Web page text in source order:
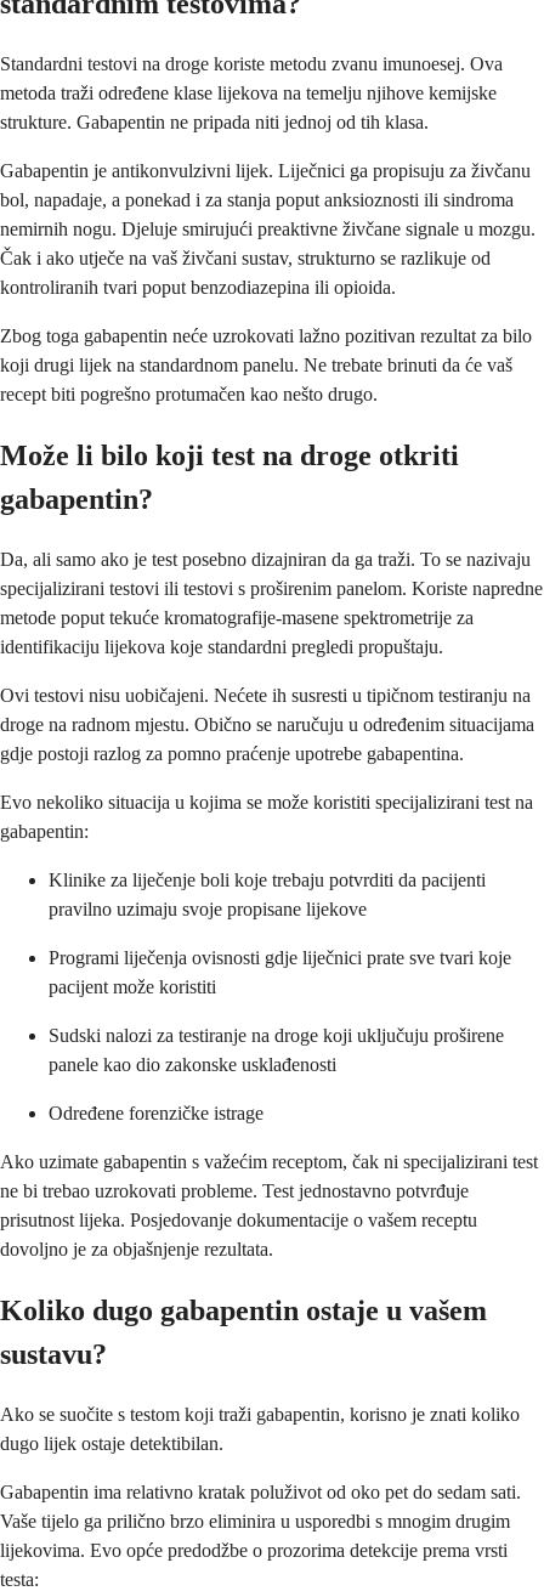
Standardni testovi na droge koriste metodu zvanu imunoesej. Ova
metoda traži određene klase lijekova na temelju njihove kemijske
strukture. Gabapentin ne pripada niti jednoj od tih klasa.
Gabapentin je antikonvulzivni lijek. Liječnici ga propisuju za živčanu
bol, napadaje, a ponekad i za stanja poput anksioznosti ili sindroma
nemirnih nogu. Djeluje smirujući preaktivne živčane signale u mozgu.
Čak i ako utječe na vaš živčani sustav, strukturno se razlikuje od
kontroliranih tvari poput benzodiazepina ili opioida.
Zbog toga gabapentin neće uzrokovati lažno pozitivan rezultat za bilo
koji drugi lijek na standardnom panelu. Ne trebate brinuti da će vaš
recept biti pogrešno protumačen kao nešto drugo.
Može li bilo koji test na droge otkriti
gabapentin?
Da, ali samo ako je test posebno dizajniran da ga traži. To se nazivaju
specijalizirani testovi ili testovi s proširenim panelom. Koriste napredne
metode poput tekuće kromatografije-masene spektrometrije za
identifikaciju lijekova koje standardni pregledi propuštaju.
Ovi testovi nisu uobičajeni. Nećete ih susresti u tipičnom testiranju na
droge na radnom mjestu. Obično se naručuju u određenim situacijama
gdje postoji razlog za pomno praćenje upotrebe gabapentina.
Evo nekoliko situacija u kojima se može koristiti specijalizirani test na
gabapentin:
Klinike za liječenje boli koje trebaju potvrditi da pacijenti
pravilno uzimaju svoje propisane lijekove
Programi liječenja ovisnosti gdje liječnici prate sve tvari koje
pacijent može koristiti
Sudski nalozi za testiranje na droge koji uključuju proširene
panele kao dio zakonske usklađenosti
Određene forenzičke istrage
Ako uzimate gabapentin s važećim receptom, čak ni specijalizirani test
ne bi trebao uzrokovati probleme. Test jednostavno potvrđuje
prisutnost lijeka. Posjedovanje dokumentacije o vašem receptu
dovoljno je za objašnjenje rezultata.
Koliko dugo gabapentin ostaje u vašem
sustavu?
Ako se suočite s testom koji traži gabapentin, korisno je znati koliko
dugo lijek ostaje detektibilan.
Gabapentin ima relativno kratak poluživot od oko pet do sedam sati.
Vaše tijelo ga prilično brzo eliminira u usporedbi s mnogim drugim
lijekovima. Evo opće predodžbe o prozorima detekcije prema vrsti
testa: